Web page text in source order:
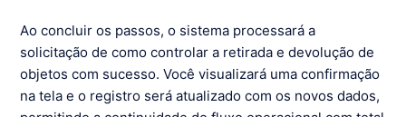
Ao concluir os passos, o sistema processará a
solicitação de como controlar a retirada e devolução de
objetos com sucesso. Você visualizará uma confirmação
na tela e o registro será atualizado com os novos dados,